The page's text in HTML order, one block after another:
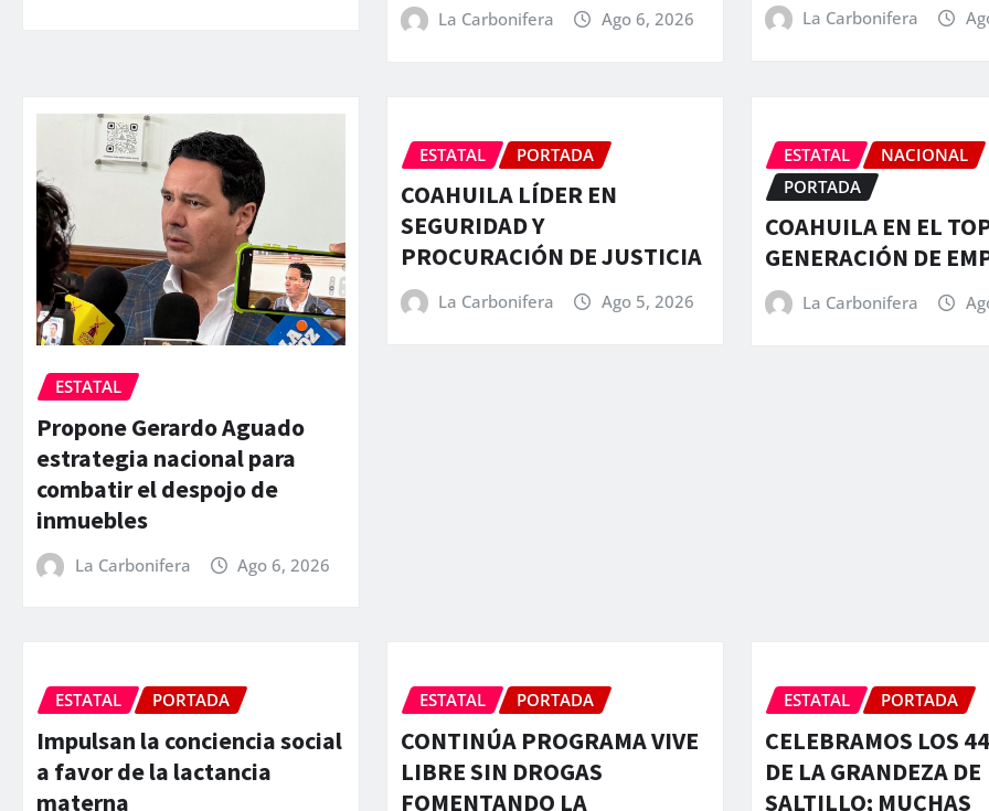
La Carbonifera Ago 6, 2026 La Carbonifera
ESTATAL
Propone Gerardo Aguado
estrategia nacional para
combatir el despojo de
inmuebles
La Carbonifera Ago 6, 2026
ESTATAL PORTADA
COAHUILA LÍDER EN
SEGURIDAD Y
PROCURACIÓN DE JUSTICIA
La Carbonifera Ago 5, 2026
ESTATAL
NACIONAL
PORTADA
COAHUILA EN EL
GENERACIÓN DE
La Carbonifera
ESTATAL PORTADA
Impulsan la conciencia social
a favor de la lactancia
materna
ESTATAL PORTADA
CONTINÚA PROGRAMA VIVE
LIBRE SIN DROGAS
FOMENTANDO LA
ESTATAL PORTADA
CELEBRAMOS LOS
DE LA GRANDEZA DE
SALTILLO; MUCHAS